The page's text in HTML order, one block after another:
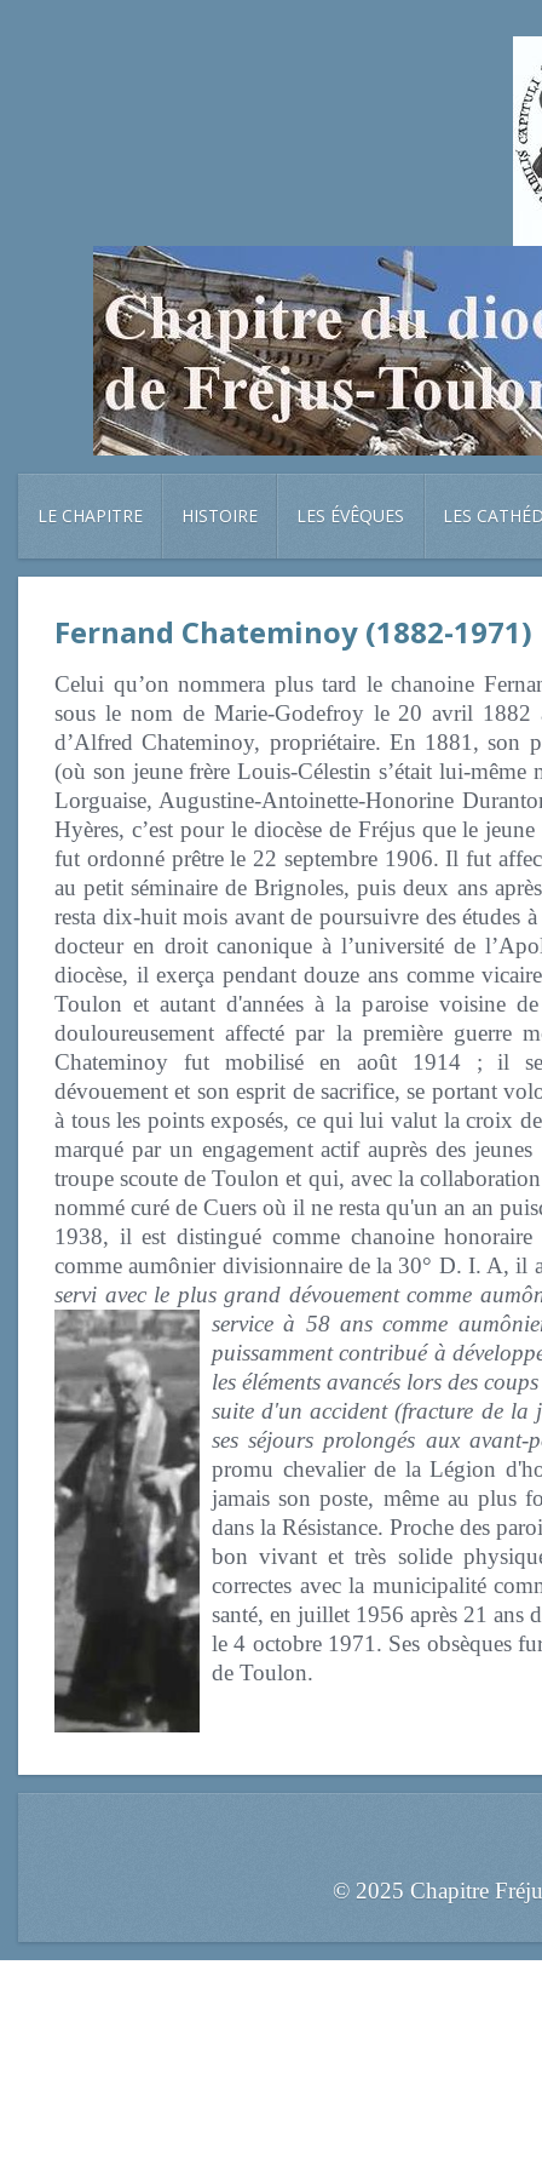
LE CHAPITRE HISTOIRE LES ÉVÊQUES LES
Fernand Chateminoy (1882-1971)
Celui qu’on nommera plus tard le chanoine
sous le nom de Marie-Godefroy le 20 avril 1882
d’Alfred Chateminoy, propriétaire. En 1881, son
(où son jeune frère Louis-Célestin s’était lui-même
Lorguaise, Augustine-Antoinette-Honorine
Hyères, c’est pour le diocèse de Fréjus que le
fut ordonné prêtre le 22 septembre 1906. Il fut
au petit séminaire de Brignoles, puis deux ans
resta dix-huit mois avant de poursuivre des études
docteur en droit canonique à l’université de
diocèse, il exerça pendant douze ans comme
Toulon et autant d'années à la paroise voisine
douloureusement affecté par la première guerre
Chateminoy fut mobilisé en août 1914 ; il
dévouement et son esprit de sacrifice, se portant
à tous les points exposés, ce qui lui valut la croix
marqué par un engagement actif auprès des
troupe scoute de Toulon et qui, avec la
nommé curé de Cuers où il ne resta qu'un an an
1938, il est distingué comme chanoine
comme aumônier divisionnaire de la 30° D. I. A,
servi avec le plus grand dévouement comme
service à 58 ans comme
puissamment contribué à
les éléments avancés lors des
suite d'un accident (fracture de
ses séjours prolongés aux avant-
promu chevalier de la Légion
jamais son poste, même au plus
dans la Résistance. Proche des
bon vivant et très solide
correctes avec la municipalité
santé, en juillet 1956 après 21 ans
le 4 octobre 1971. Ses obsèques
de Toulon.
© 2025 Chapitre